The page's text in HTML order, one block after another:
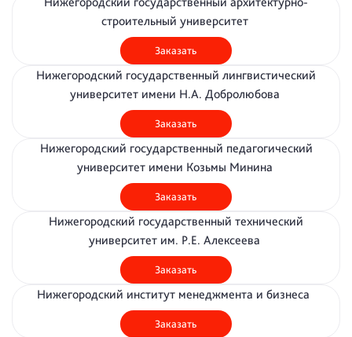
строительный университет
Заказать
Нижегородский государственный лингвистический
университет имени Н.А. Добролюбова
Заказать
Нижегородский государственный педагогический
университет имени Козьмы Минина
Заказать
Нижегородский государственный технический
университет им. Р.Е. Алексеева
Заказать
Нижегородский институт менеджмента и бизнеса
Заказать